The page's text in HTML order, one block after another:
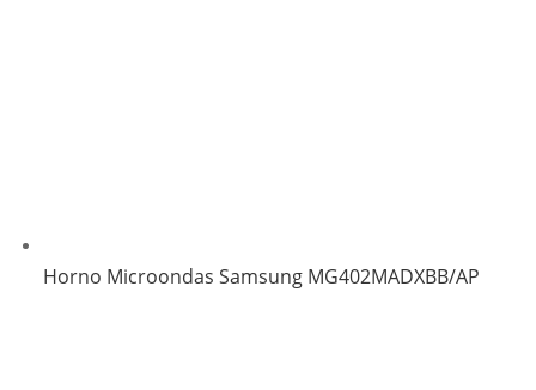
Horno Microondas Samsung MG402MADXBB/AP